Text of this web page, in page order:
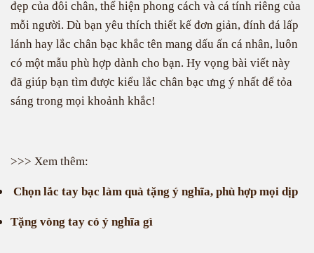
đẹp của đôi chân, thể hiện phong cách và cá tính riêng của
mỗi người. Dù bạn yêu thích thiết kế đơn giản, đính đá lấp
lánh hay lắc chân bạc khắc tên mang dấu ấn cá nhân, luôn
có một mẫu phù hợp dành cho bạn. Hy vọng bài viết này
đã giúp bạn tìm được kiểu lắc chân bạc ưng ý nhất để tỏa
sáng trong mọi khoảnh khắc!
>>> Xem thêm:
Chọn lắc tay bạc làm quà tặng ý nghĩa, phù hợp mọi dịp
Tặng vòng tay có ý nghĩa gì